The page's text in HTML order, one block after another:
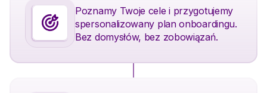
Poznamy Twoje cele i przygotujemy
spersonalizowany plan onboardingu.
Bez domysłów, bez zobowiązań.